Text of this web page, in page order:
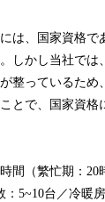
は、国家資格で
しかし当社では
整っているため
とで、国家資格
間（繁忙期：20
：5~10台／冷暖